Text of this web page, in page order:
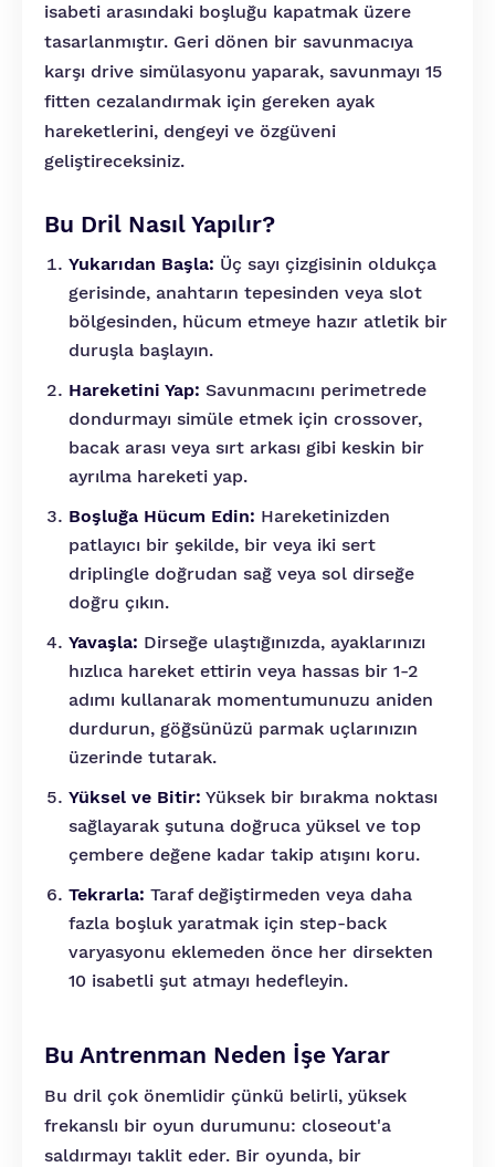
isabeti arasındaki boşluğu kapatmak üzere
tasarlanmıştır. Geri dönen bir savunmacıya
karşı drive simülasyonu yaparak, savunmayı 15
fitten cezalandırmak için gereken ayak
hareketlerini, dengeyi ve özgüveni
geliştireceksiniz.
Bu Dril Nasıl Yapılır?
Yukarıdan Başla: Üç sayı çizgisinin oldukça
gerisinde, anahtarın tepesinden veya slot
bölgesinden, hücum etmeye hazır atletik bir
duruşla başlayın.
Hareketini Yap: Savunmacını perimetrede
dondurmayı simüle etmek için crossover,
bacak arası veya sırt arkası gibi keskin bir
ayrılma hareketi yap.
Boşluğa Hücum Edin: Hareketinizden
patlayıcı bir şekilde, bir veya iki sert
driplingle doğrudan sağ veya sol dirseğe
doğru çıkın.
Yavaşla: Dirseğe ulaştığınızda, ayaklarınızı
hızlıca hareket ettirin veya hassas bir 1-2
adımı kullanarak momentumunuzu aniden
durdurun, göğsünüzü parmak uçlarınızın
üzerinde tutarak.
Yüksel ve Bitir: Yüksek bir bırakma noktası
sağlayarak şutuna doğruca yüksel ve top
çembere değene kadar takip atışını koru.
Tekrarla: Taraf değiştirmeden veya daha
fazla boşluk yaratmak için step-back
varyasyonu eklemeden önce her dirsekten
10 isabetli şut atmayı hedefleyin.
Bu Antrenman Neden İşe Yarar
Bu dril çok önemlidir çünkü belirli, yüksek
frekanslı bir oyun durumunu: closeout'a
saldırmayı taklit eder. Bir oyunda, bir